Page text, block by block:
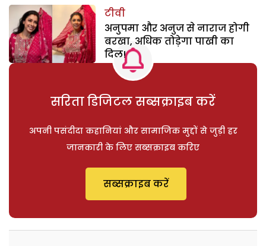
टीवी
अनुपमा और अनुज से नाराज होगी
बरखा, अधिक तोड़ेगा पाखी का
दिल!
सरिता डिजिटल सब्सक्राइब करें
अपनी पसंदीदा कहानियां और सामाजिक मुद्दों से जुड़ी हर
जानकारी के लिए सब्सक्राइब करिए
सब्सक्राइब करें